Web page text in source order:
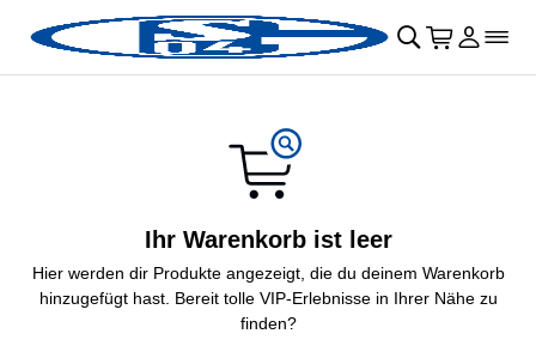
Navigation überspringen􀄫
􀊫 􀍩 Login
􀉩􀌇
Ihr Warenkorb ist leer
Hier werden dir Produkte angezeigt, die du deinem Warenkorb
hinzugefügt hast. Bereit tolle VIP-Erlebnisse in Ihrer Nähe zu
finden?